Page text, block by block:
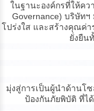
ในฐานะองค์กรที่ให้คว
Governance) บริษัท
โปร่งใส และสร้างคุณค่า
ยั่งยืน
มุ่งสู่การเป็นผู้นำด้านโ
ป้องกันภัยพิบัติ ที่ไ